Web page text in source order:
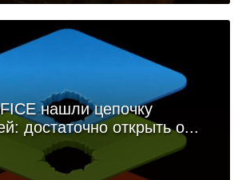
нашли цепочку
достаточно открыть о...